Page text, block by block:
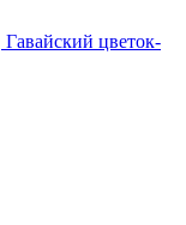
Гавайский цветок-